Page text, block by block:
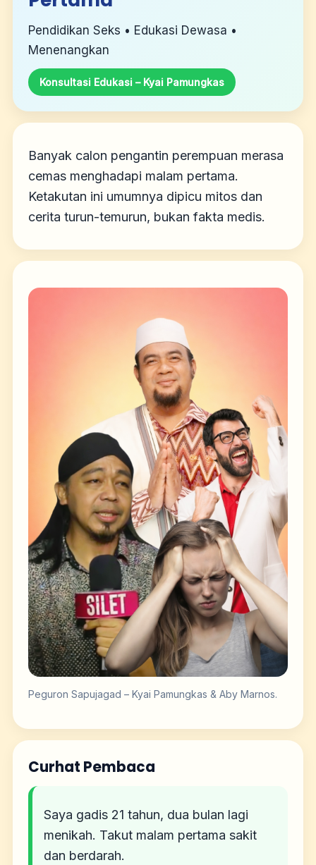
Pendidikan Seks • Edukasi Dewasa •
Menenangkan
Konsultasi Edukasi – Kyai Pamungkas
Banyak calon pengantin perempuan merasa
cemas menghadapi malam pertama.
Ketakutan ini umumnya dipicu mitos dan
cerita turun-temurun, bukan fakta medis.
Peguron Sapujagad – Kyai Pamungkas & Aby Marnos.
Curhat Pembaca
Saya gadis 21 tahun, dua bulan lagi
menikah. Takut malam pertama sakit
dan berdarah.